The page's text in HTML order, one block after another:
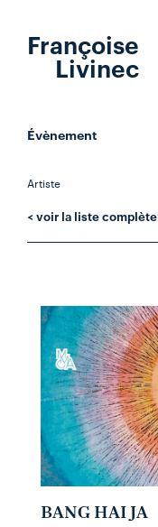
Françoise
Livinec
Évènement
Artiste
< voir la liste complète
BANG HAI JA